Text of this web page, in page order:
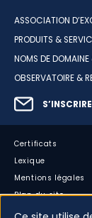
ASSOCIATION
PRODUITS &
NOMS DE DOMAINE
OBSERVATOIRE &
Certificats
Lexique
Mentions légales
Plan du site
Accessibilité :